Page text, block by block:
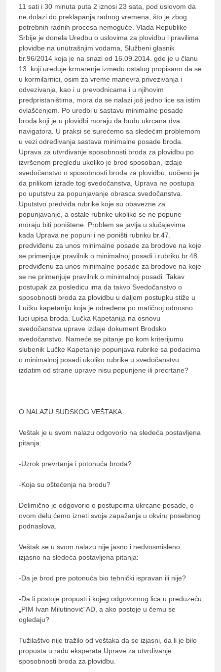
11 sati i 30 minuta puta 2 iznosi 23 sata, pod uslovom da
ne dolazi do preklapanja radnog vremena, što je zbog
potrebnih radnih procesa nemoguće. Vlada Republike
Srbije je donela Uredbu o uslovima za plovidbu i pravilima
plovidbe na unutrašnjim vodama, Službeni glasnik
br.96/2014 koja je na snazi od 16.09.2014. gde je u članu
13. koji uređuje krmarenje između ostalog propisano da se
u kormilarnici, osim za vreme manevra privezivanja i
odvezivanja, kao i u prevodnicama i u njihovim
predpristaništima, mora da se nalazi još jedno lice sa istim
ovlašćenjem. Po uredbi u sastavu minimalne posade
broda koji je u plovidbi moraju da budu ukrcana dva
navigatora. U praksi se surećemo sa sledećim problemom
u vezi određivanja sastava minimalne posade broda.
Uprava za utvrđivanje sposobnosti broda za plovidbu po
izvršenom pregledu ukoliko je brod sposoban, izdaje
svedočanstvo o sposobnosti broda za plovidbu, uočeno je
da prilikom izrade tog svedočanstva, Uprava ne postupa
po uputstvu za popunjavanje obrasca svedočanstva.
Uputstvo predviđa rubrike koje su obavezne za
popunjavanje, a ostale rubrike ukoliko se ne popune
moraju biti poništene. Problem se javlja u slučajevima
kada Uprava ne popuni i ne poništi rubriku br.47.
predviđenu za unos minimalne posade za brodove na koje
se primenjuje pravilnik o minimalnoj posadi i rubriku br.48.
predviđenu za unos minimalne posade za brodove na koje
se ne primenjuje pravilnik o minimalnoj posadi. Takav
postupak za posledicu ima da takvo Svedočanstvo o
sposobnosti broda za plovidbu u daljem postupku stiže u
Lučku kapetaniju koja je određena po matičnoj odnosno
luci upisa broda. Lučka Kapetanija na osnovu
svedočanstva uprave izdaje dokument Brodsko
svedočanstvo. Nameće se pitanje po kom kriterijumu
slubenik Lučke Kapetanije popunjava rubrike sa podacima
o minimalnoj posadi ukoliko rubrike u svedočanstvu
izdatim od strane uprave nisu popunjene ili precrtane?
O NALAZU SUDSKOG VEŠTAKA
Veštak je u svom nalazu odgovorio na sledeća postavljena
pitanja:
-Uzrok prevrtanja i potonuća broda?
-Koja su oštećenja na brodu?
Delimično je odgovorio o postupcima ukrcane posade, o
ovom delu ćemo izneti svoja zapažanja u okviru posebnog
podnaslova.
Veštak se u svom nalazu nije jasno i nedvosmisleno
izjasno na sledeća postavljena pitanja:
-Da je brod pre potonuća bio tehnički ispravan ili nije?
-Da li postoje propusti i kojeg odgovornog lica u preduzeću
„PIM Ivan Milutinović“AD, a ako postoje u čemu se
ogledaju?
Tužilaštvo nije tražilo od veštaka da se izjasni, da li je bilo
propusta u radu eksperata Uprave za utvrđivanje
sposobnosti broda za plovidbu.